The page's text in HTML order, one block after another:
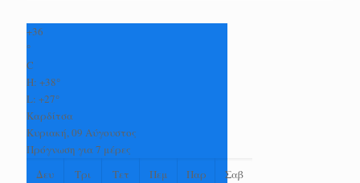
+36
°
C
H: +38°
L: +27°
Καρδίτσα
Κυριακή, 09 Αύγουστος
Πρόγνωση για 7 μέρες
Δευ
Τρι Τετ Πεμ Παρ Σαβ